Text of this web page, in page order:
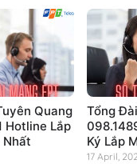
Quang
Hotline Lắp
Nhất
Tổng
Ký Lắp
17 April,